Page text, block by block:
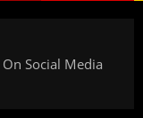
Social Media